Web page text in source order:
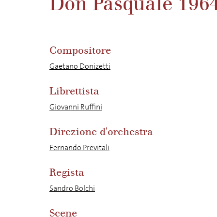
Compositore
Gaetano Donizetti
Librettista
Giovanni Ruffini
Direzione d'orchestra
Fernando Previtali
Regista
Sandro Bolchi
Scene